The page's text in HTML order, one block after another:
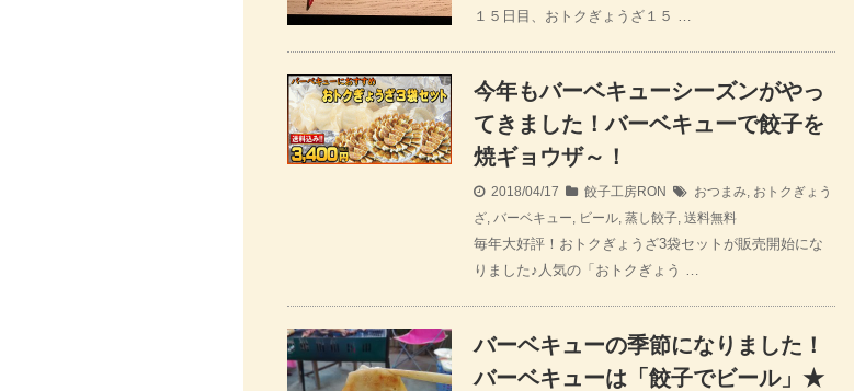
１５日目、おトクぎょうざ１５ …
今年もバーベキューシーズンがやっ
てきました！バーベキューで餃子を
焼ギョウザ～！
2018/04/17 餃子工房RON おつまみ, おトクぎょう
ざ, バーベキュー, ビール, 蒸し餃子, 送料無料
毎年大好評！おトクぎょうざ3袋セットが販売開始にな
りました♪人気の「おトクぎょう …
バーベキューの季節になりました！
バーベキューは「餃子でビール」★